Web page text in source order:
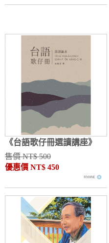
《台語歌仔冊選讀講座》
售價 NT$ 500
優惠價 NT$ 450